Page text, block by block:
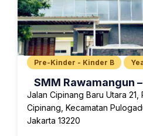
Pre-Kinder - Kinder B
SMM Rawamangun
Jalan Cipinang Baru Utara 21,
Cipinang, Kecamatan
Jakarta 13220